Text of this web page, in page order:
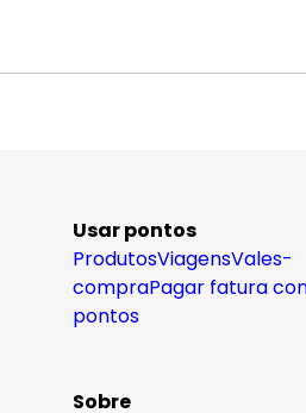
Usar pontos
ProdutosViagensVales-
compraPagar fatura
pontos
Sobre